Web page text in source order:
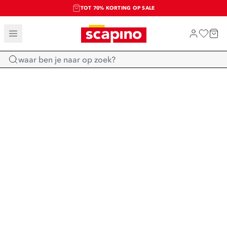
TOT 70% KORTING OP SALE
SALE: LAATSTE KANS!
SHOP NIEUW
Home